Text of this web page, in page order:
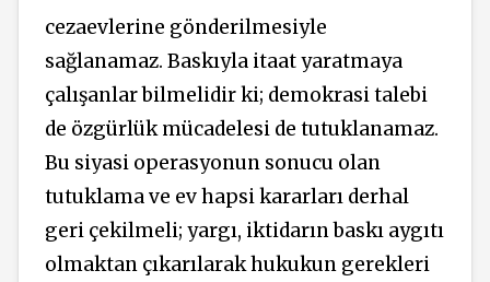
cezaevlerine gönderilmesiyle
sağlanamaz. Baskıyla itaat yaratmaya
çalışanlar bilmelidir ki; demokrasi talebi
de özgürlük mücadelesi de tutuklanamaz.
Bu siyasi operasyonun sonucu olan
tutuklama ve ev hapsi kararları derhal
geri çekilmeli; yargı, iktidarın baskı aygıtı
olmaktan çıkarılarak hukukun gerekleri